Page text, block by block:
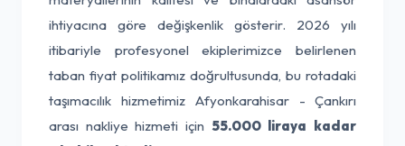
ihtiyacına göre değişkenlik gösterir. 2026 yılı
itibariyle profesyonel ekiplerimizce belirlenen
taban fiyat politikamız doğrultusunda, bu rotadaki
taşımacılık hizmetimiz Afyonkarahisar - Çankırı
arası nakliye hizmeti için 55.000 liraya kadar